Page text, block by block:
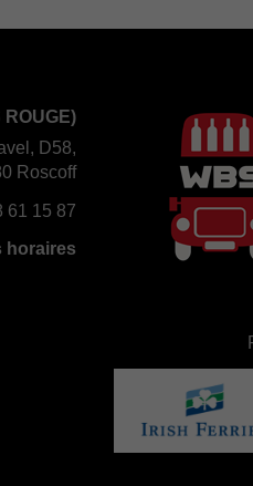
ROUGE)
D58,
Roscoff
61 15 87
horaires